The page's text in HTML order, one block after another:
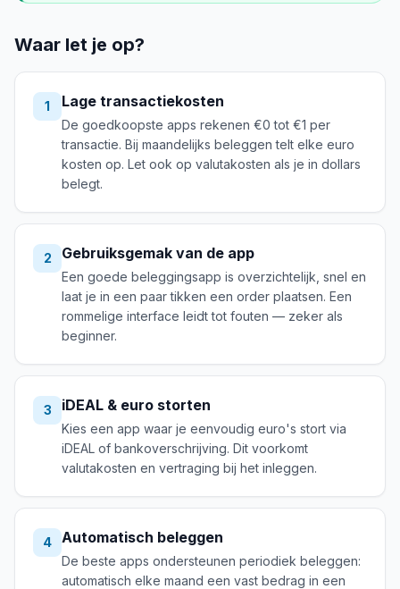
Waar let je op?
1 Lage transactiekosten
De goedkoopste apps rekenen €0 tot €1 per
transactie. Bij maandelijks beleggen telt elke euro
kosten op. Let ook op valutakosten als je in dollars
belegt.
2 Gebruiksgemak van de app
Een goede beleggingsapp is overzichtelijk, snel en
laat je in een paar tikken een order plaatsen. Een
rommelige interface leidt tot fouten — zeker als
beginner.
3 iDEAL & euro storten
Kies een app waar je eenvoudig euro's stort via
iDEAL of bankoverschrijving. Dit voorkomt
valutakosten en vertraging bij het inleggen.
4 Automatisch beleggen
De beste apps ondersteunen periodiek beleggen:
automatisch elke maand een vast bedrag in een